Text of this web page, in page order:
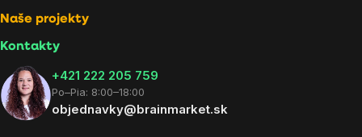
Naše projekty
Kontakty
+421 222 205 759
Po–Pia: 8:00–18:00
objednavky@brainmarket.sk